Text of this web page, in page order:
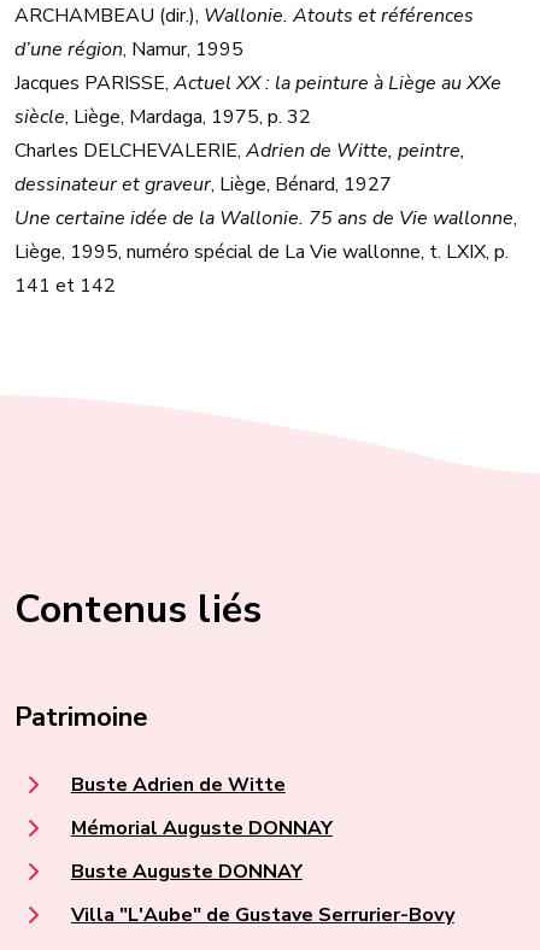
ARCHAMBEAU (dir.), Wallonie. Atouts et références
d’une région, Namur, 1995
Jacques PARISSE, Actuel XX : la peinture à Liège au XXe
siècle, Liège, Mardaga, 1975, p. 32
Charles DELCHEVALERIE, Adrien de Witte, peintre,
dessinateur et graveur, Liège, Bénard, 1927
Une certaine idée de la Wallonie. 75 ans de Vie wallonne,
Liège, 1995, numéro spécial de La Vie wallonne, t. LXIX, p.
141 et 142
Contenus liés
Patrimoine
Buste Adrien de Witte
Mémorial Auguste DONNAY
Buste Auguste DONNAY
Villa "L'Aube" de Gustave Serrurier-Bovy